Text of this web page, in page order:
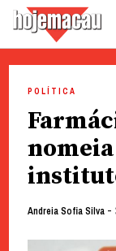
content
POLÍTICA
Andreia Sofia Silva-